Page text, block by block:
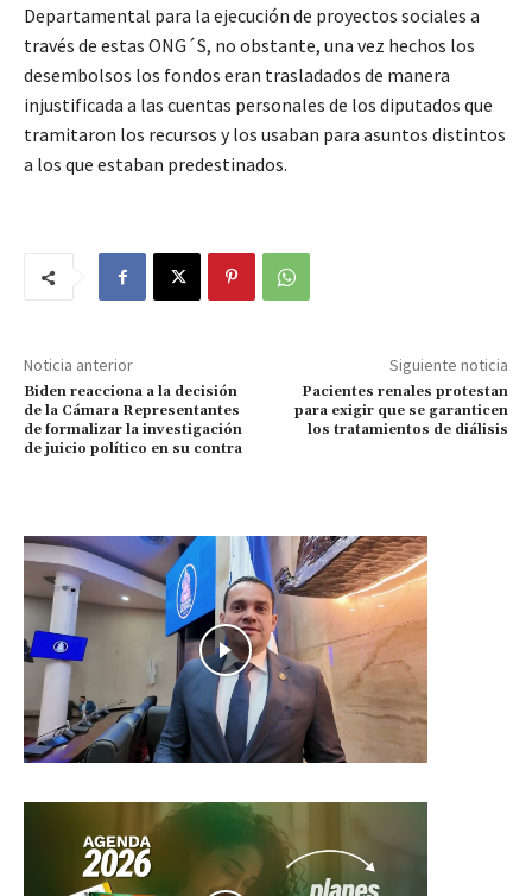
Departamental para la ejecución de proyectos sociales a
través de estas ONG´S, no obstante, una vez hechos los
desembolsos los fondos eran trasladados de manera
injustificada a las cuentas personales de los diputados que
tramitaron los recursos y los usaban para asuntos distintos
a los que estaban predestinados.
Noticia anterior
Biden reacciona a la decisión
de la Cámara Representantes
de formalizar la investigación
de juicio político en su contra
Siguiente noticia
Pacientes renales protestan
para exigir que se garanticen
los tratamientos de diálisis